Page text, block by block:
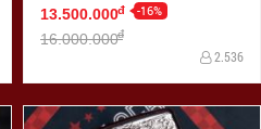
13.500.000đ -16%
16.000.000đ
2.536